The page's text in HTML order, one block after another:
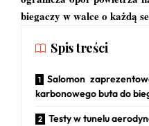
biegaczy w walce o każdą
Spis treści
Salomon
karbonowego buta do
Testy w tunelu